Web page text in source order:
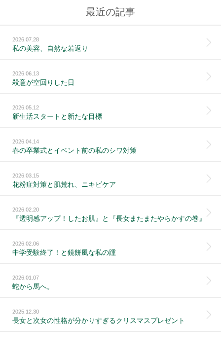
最近の記事
2026.07.28
私の美容、自然な若返り
2026.06.13
殺意が空回りした日
2026.05.12
新生活スタートと新たな目標
2026.04.14
春の卒業式とイベント前の私のシワ対策
2026.03.15
花粉症対策と肌荒れ、ニキビケア
2026.02.20
『透明感アップ！したお肌』と『長女またまたやらかすの巻』
2026.02.06
中学受験終了！と鏡餅風な私の踵
2026.01.07
蛇から馬へ。
2025.12.30
長女と次女の性格が分かりすぎるクリスマスプレゼント